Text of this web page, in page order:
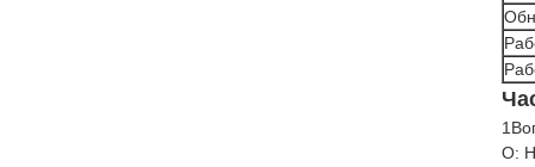
О: